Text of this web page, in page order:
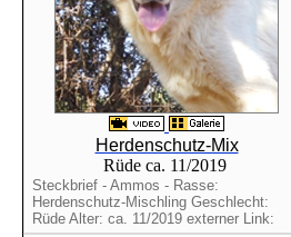
Herdenschutz-Mix
Rüde ca. 11/2019
Steckbrief - Ammos - Rasse:
Herdenschutz-Mischling Geschlecht:
Rüde Alter: ca. 11/2019 externer Link: